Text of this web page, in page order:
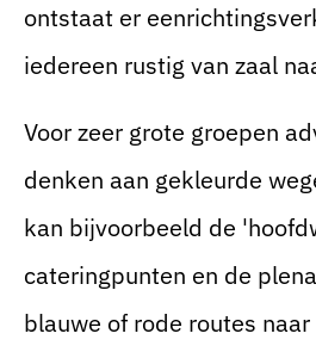
ontstaat er
iedereen rustig van zaal
Voor zeer grote groepen
denken aan gekleurde
kan bijvoorbeeld de
cateringpunten en de
blauwe of rode routes